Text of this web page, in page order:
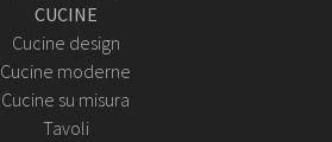
CUCINE
Cucine design
Cucine moderne
Cucine su misura
Tavoli